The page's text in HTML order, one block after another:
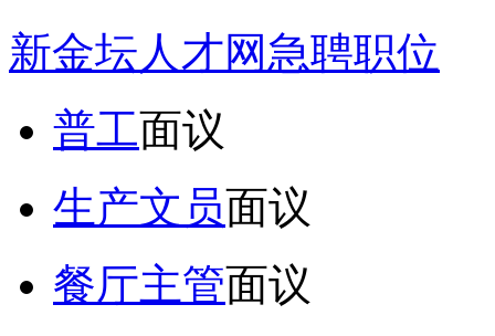
新金坛人才网急聘职位
普工面议
生产文员面议
餐厅主管面议